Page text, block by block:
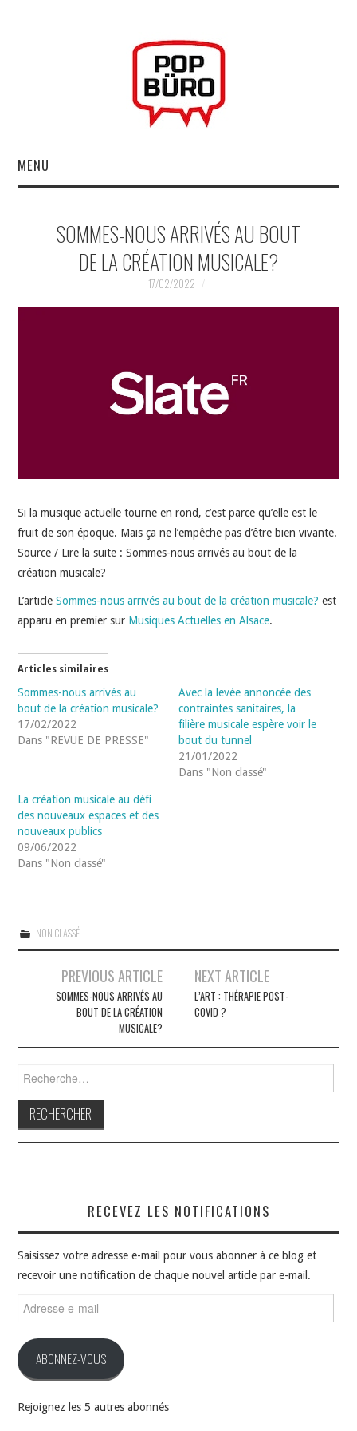
MENU
MUSIQUESACTUELLES.NET
SOMMES-NOUS ARRIVÉS AU BOUT
DE LA CRÉATION MUSICALE?
17/02/2022
Si la musique actuelle tourne en rond, c’est parce qu’elle est le
fruit de son époque. Mais ça ne l’empêche pas d’être bien vivante.
Source / Lire la suite : Sommes-nous arrivés au bout de la
création musicale?
L’articleSommes-nous arrivés au bout de la création musicale? est
apparu en premier sur Musiques Actuelles en Alsace.
Articles similaires
Sommes-nous arrivés au
bout de la création musicale?
17/02/2022
Dans "REVUE DE PRESSE"
Avec la levée annoncée des
contraintes sanitaires, la
filière musicale espère voir le
bout du tunnel
21/01/2022
Dans "Non classé"
La création musicale au défi
des nouveaux espaces et des
nouveaux publics
09/06/2022
Dans "Non classé"
NON CLASSÉ
NavigationPREVIOUS ARTICLE
SOMMES-NOUS ARRIVÉS AU
BOUT DE LA CRÉATION
MUSICALE?
NEXT ARTICLE
L’ART : THÉRAPIE POST-
COVID ?
RECEVEZ LES NOTIFICATIONS
Saisissez votre adresse e-mail pour vous abonner à ce blog et
recevoir une notification de chaque nouvel article par e-mail.
e-
ABONNEZ-VOUS
Rejoignez les 5 autres abonnés